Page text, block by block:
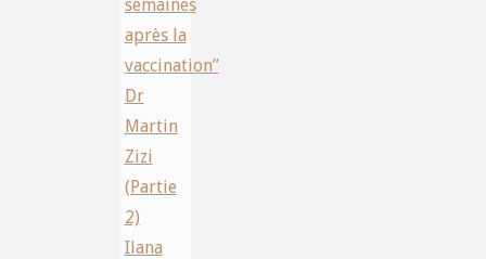
semaines
après la
vaccination”
Dr
Martin
Zizi
(Partie
2)
Ilana